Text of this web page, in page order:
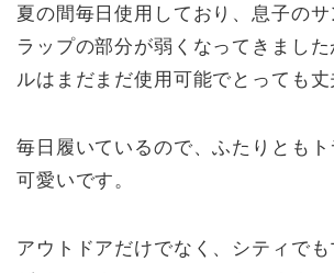
夏の間毎日使用しており、息子のサ
ラップの部分が弱くなってきまし
ルはまだまだ使用可能でとっても丈
毎日履いているので、ふたりとも
可愛いです。
アウトドアだけでなく、シティで